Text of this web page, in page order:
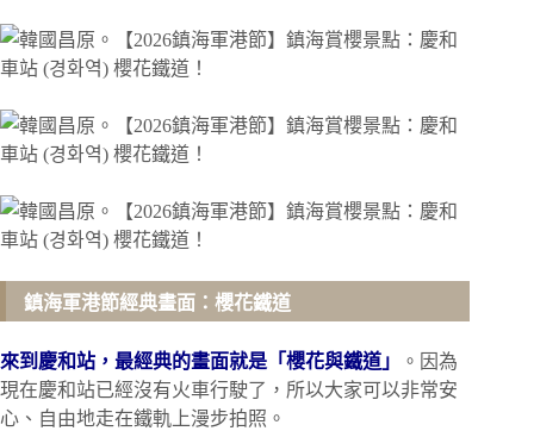
鎮海軍港節經典畫面：櫻花鐵道
來到慶和站，最經典的畫面就是「櫻花與鐵道」
。因為
現在慶和站已經沒有火車行駛了，所以大家可以非常安
心、自由地走在鐵軌上漫步拍照。